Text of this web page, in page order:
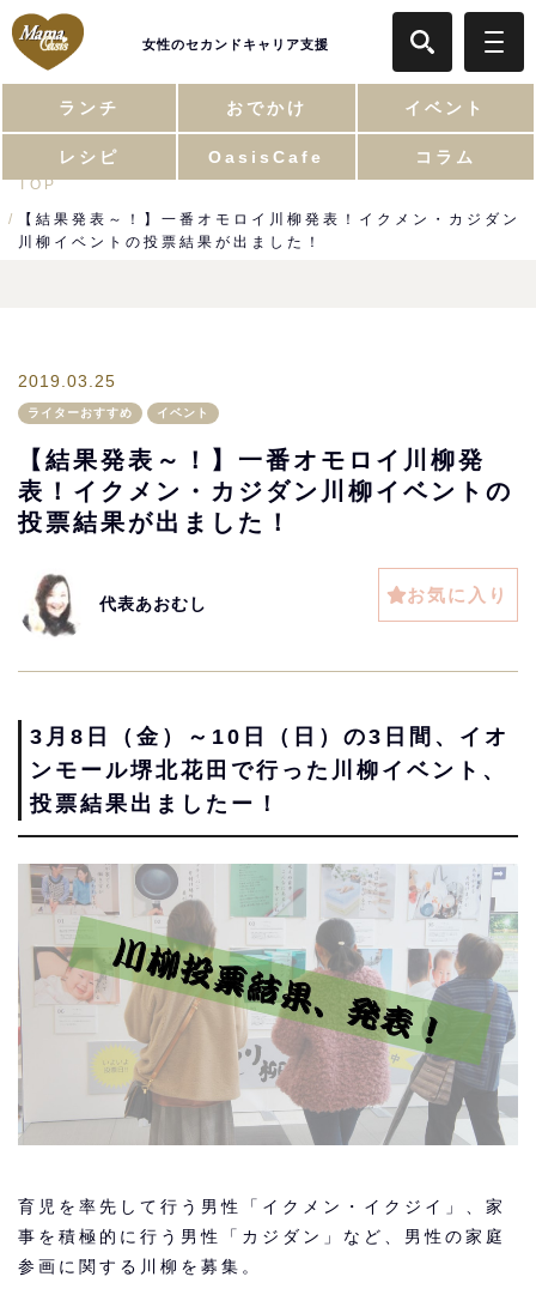
女性のセカンドキャリア支援
ランチ おでかけ イベント
レシピ OasisCafe コラム
TOP
【結果発表～！】一番オモロイ川柳発表！イクメン・カジダン
川柳イベントの投票結果が出ました！
2019.03.25
ライターおすすめ イベント
【結果発表～！】一番オモロイ川柳発
表！イクメン・カジダン川柳イベントの
投票結果が出ました！
代表あおむし お気に入り
3月8日（金）～10日（日）の3日間、イオ
ンモール堺北花田で行った川柳イベント、
投票結果出ましたー！
育児を率先して行う男性「イクメン・イクジイ」、家
事を積極的に行う男性「カジダン」など、男性の家庭
参画に関する川柳を募集。